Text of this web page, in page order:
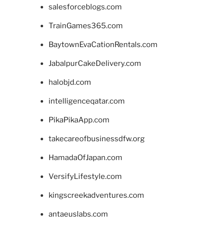
salesforceblogs.com
TrainGames365.com
BaytownEvaCationRentals.com
JabalpurCakeDelivery.com
halobjd.com
intelligenceqatar.com
PikaPikaApp.com
takecareofbusinessdfw.org
HamadaOfJapan.com
VersifyLifestyle.com
kingscreekadventures.com
antaeuslabs.com